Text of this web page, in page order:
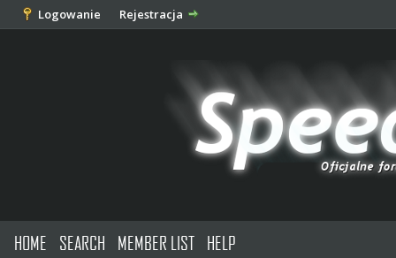
Logowanie Rejestracja
HOME SEARCH MEMBER LIST HELP